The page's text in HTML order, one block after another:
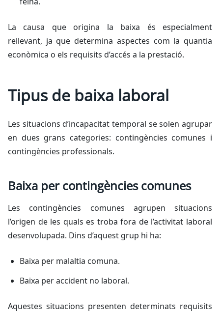
La causa que origina la baixa és especialment
rellevant, ja que determina aspectes com la quantia
econòmica o els requisits d’accés a la prestació.
Tipus de baixa laboral
Les situacions d’incapacitat temporal se solen agrupar
en dues grans categories: contingències comunes i
contingències professionals.
Baixa per contingències comunes
Les contingències comunes agrupen situacions
l’origen de les quals es troba fora de l’activitat laboral
desenvolupada. Dins d’aquest grup hi ha:
Baixa per malaltia comuna.
Baixa per accident no laboral.
Aquestes situacions presenten determinats requisits